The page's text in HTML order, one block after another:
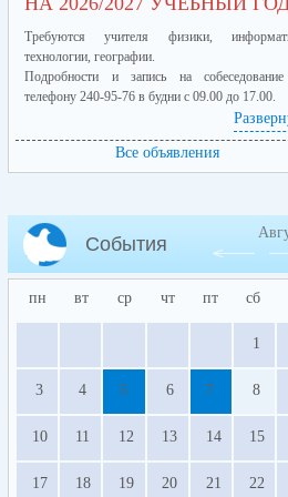
Требуются учителя физики,
технологии, географии.
Подробности и запись на
телефону 240-95-76 в будни с 09.00 до 17.00.
Все объявления
События
пн вт ср чт пт сб
1
3 4 5 6 7 8
10 11 12 13 14 15
17 18 19 20 21 22